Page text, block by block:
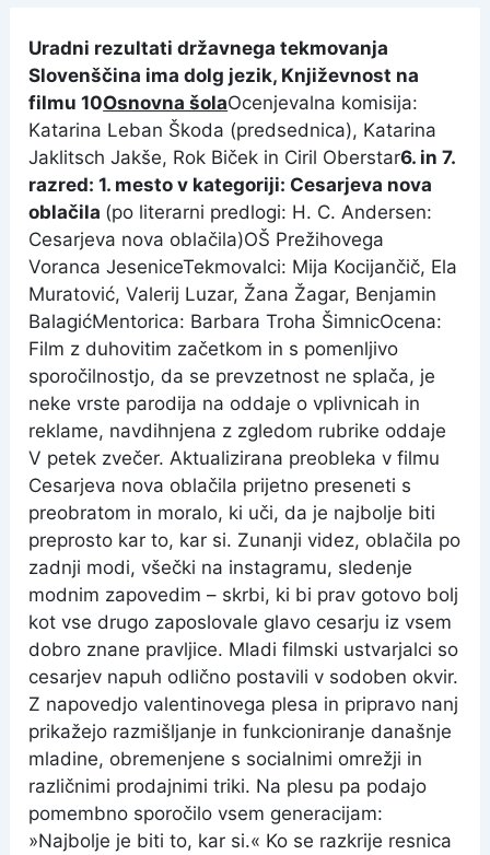
Uradni rezultati državnega tekmovanja
Slovenščina ima dolg jezik, Književnost na
filmu 10Osnovna šolaOcenjevalna komisija:
Katarina Leban Škoda (predsednica), Katarina
Jaklitsch Jakše, Rok Biček in Ciril Oberstar6. in 7.
razred:1. mesto v kategoriji: Cesarjeva nova
oblačila (po literarni predlogi: H. C. Andersen:
Cesarjeva nova oblačila)OŠ Prežihovega
Voranca JeseniceTekmovalci: Mija Kocijančič, Ela
Muratović, Valerij Luzar, Žana Žagar, Benjamin
BalagićMentorica: Barbara Troha ŠimnicOcena:
Film z duhovitim začetkom in s pomenljivo
sporočilnostjo, da se prevzetnost ne splača, je
neke vrste parodija na oddaje o vplivnicah in
reklame, navdihnjena z zgledom rubrike oddaje
V petek zvečer. Aktualizirana preobleka v filmu
Cesarjeva nova oblačila prijetno preseneti s
preobratom in moralo, ki uči, da je najbolje biti
preprosto kar to, kar si. Zunanji videz, oblačila po
zadnji modi, všečki na instagramu, sledenje
modnim zapovedim – skrbi, ki bi prav gotovo bolj
kot vse drugo zaposlovale glavo cesarju iz vsem
dobro znane pravljice. Mladi filmski ustvarjalci so
cesarjev napuh odlično postavili v sodoben okvir.
Z napovedjo valentinovega plesa in pripravo nanj
prikažejo razmišljanje in funkcioniranje današnje
mladine, obremenjene s socialnimi omrežji in
različnimi prodajnimi triki. Na plesu pa podajo
pomembno sporočilo vsem generacijam:
»Najbolje je biti to, kar si.« Ko se razkrije resnica